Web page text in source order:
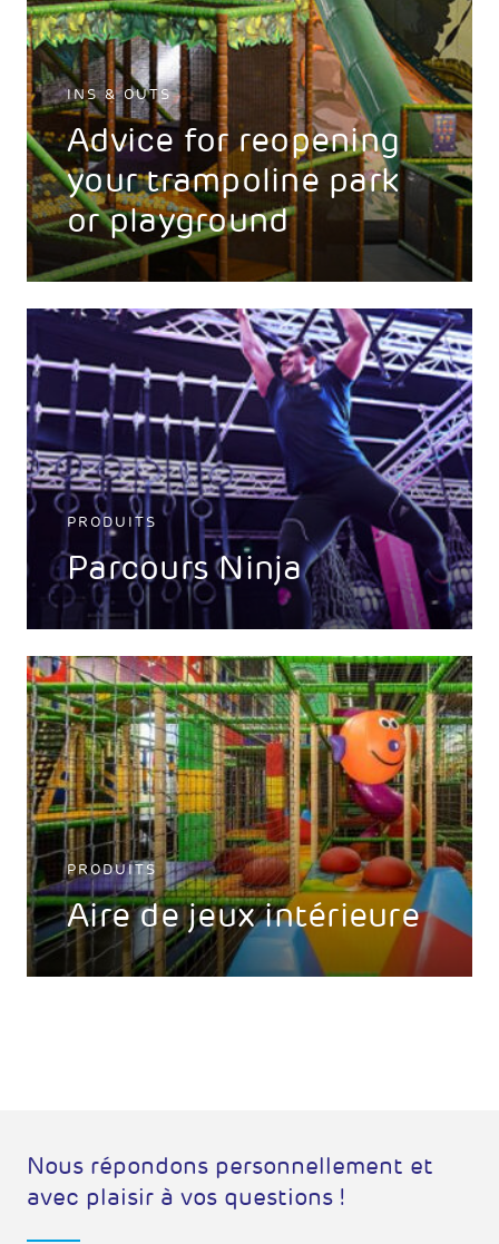
INS & OUTS
Advice for reopening
your trampoline park
or playground
PRODUITS
Parcours Ninja
PRODUITS
Aire de jeux intérieure
Nous répondons personnellement et
avec plaisir à vos questions !